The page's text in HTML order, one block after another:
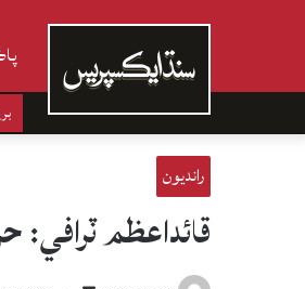
رانديون
قائداعظم ٽرافي: